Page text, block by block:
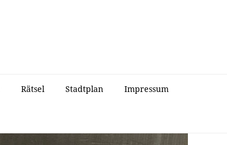
Rätsel Stadtplan Impressum